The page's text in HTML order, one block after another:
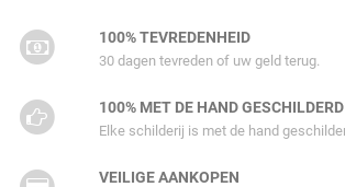
100% TEVREDENHEID
30 dagen tevreden of uw geld terug.
100% MET DE HAND GESCHILDERD
Elke schilderij is met de hand
VEILIGE AANKOPEN